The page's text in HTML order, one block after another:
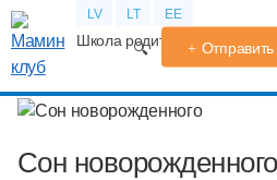
LV LT EE
Школа родителей
Сон новорожденного